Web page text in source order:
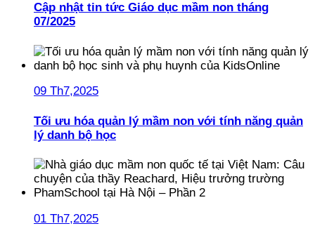
Cập nhật tin tức Giáo dục mầm non tháng
07/2025
09 Th7,2025
Tối ưu hóa quản lý mầm non với tính năng quản
lý danh bộ học
01 Th7,2025